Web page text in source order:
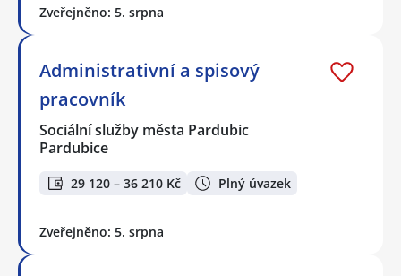
Zveřejněno: 5. srpna
Administrativní a spisový
pracovník
Sociální služby města Pardubic
Pardubice
29 120 – 36 210 Kč Plný úvazek
Zveřejněno: 5. srpna